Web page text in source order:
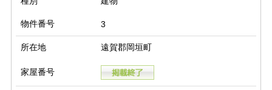
物件番号 3
所在地 遠賀郡岡垣町
家屋番号